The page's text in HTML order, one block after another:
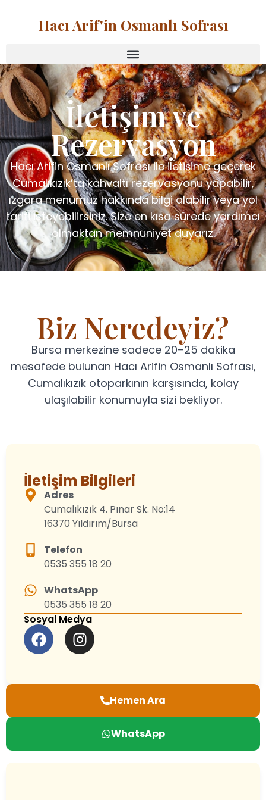
Hacı Arif'in Osmanlı Sofrası
İletişim ve
Rezervasyon
Hacı Arifin Osmanlı Sofrası ile iletişime geçerek
Cumalıkızık’ta kahvaltı rezervasyonu yapabilir,
ızgara menümüz hakkında bilgi alabilir veya yol
tarifi isteyebilirsiniz. Size en kısa sürede yardımcı
olmaktan memnuniyet duyarız.
Biz Neredeyiz?
Bursa merkezine sadece 20–25 dakika
mesafede bulunan Hacı Arifin Osmanlı Sofrası,
Cumalıkızık otoparkının karşısında, kolay
ulaşılabilir konumuyla sizi bekliyor.
İletişim Bilgileri
Adres
Cumalıkızık 4. Pınar Sk. No:14
16370 Yıldırım/Bursa
Telefon
0535 355 18 20
WhatsApp
0535 355 18 20
Sosyal Medya
Hemen Ara
WhatsApp